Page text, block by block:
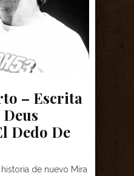
– Escrita
Dedo De
de nuevo Mira